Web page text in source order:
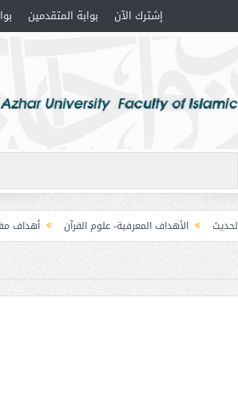
إشترك الآن بوابة المتقدمين
الأهداف المعرفية- علوم القرآن أهداف مقرر – المنطق